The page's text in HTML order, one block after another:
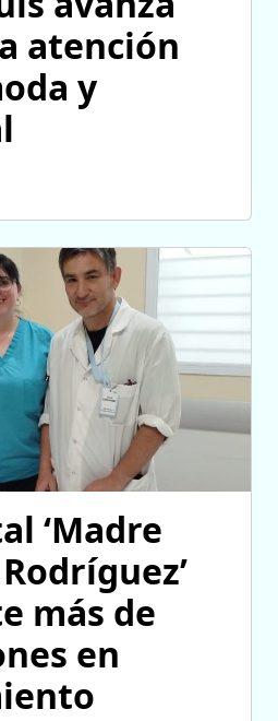
atención
y
‘Madre
más de
en